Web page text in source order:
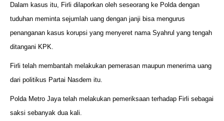
Dalam kasus itu, Firli dilaporkan oleh seseorang ke Polda dengan
tuduhan meminta sejumlah uang dengan janji bisa mengurus
penanganan kasus korupsi yang menyeret nama Syahrul yang tengah
ditangani KPK.
Firli telah membantah melakukan pemerasan maupun menerima uang
dari politikus Partai Nasdem itu.
Polda Metro Jaya telah melakukan pemeriksaan terhadap Firli sebagai
saksi sebanyak dua kali.